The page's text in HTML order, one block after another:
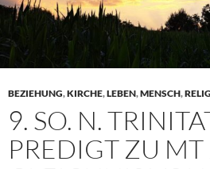
BEZIEHUNG,KIRCHE,LEBEN,MENSCH,
9. SO. N.
PREDIGT ZU